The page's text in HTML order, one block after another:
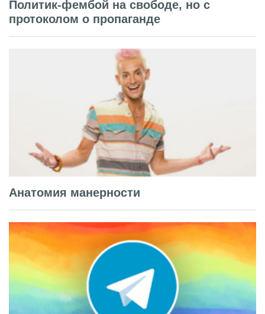
Политик-фембой на свободе, но с
протоколом о пропаганде
Анатомия манерности